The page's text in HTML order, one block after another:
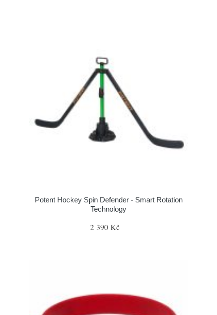
Potent Hockey Spin Defender - Smart Rotation
Technology
2 390 Kč